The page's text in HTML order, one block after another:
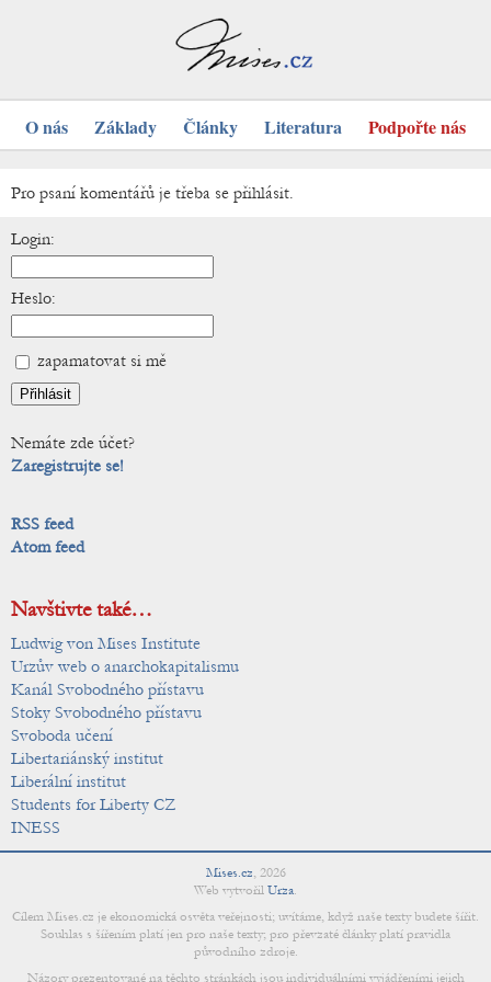
O nás Základy Články Literatura Podpořte nás
Pro psaní komentářů je třeba se přihlásit.
Login:
Heslo:
zapamatovat si mě
Nemáte zde účet?
Zaregistrujte se!
RSS feed
Atom feed
Navštivte také…
Ludwig von Mises Institute
Urzův web o anarchokapitalismu
Kanál Svobodného přístavu
Stoky Svobodného přístavu
Svoboda učení
Libertariánský institut
Liberální institut
Students for Liberty CZ
INESS
Mises.cz, 2026
Web vytvořil Urza.
Cílem Mises.cz je ekonomická osvěta veřejnosti; uvítáme, když naše texty budete šířit.
Souhlas s šířením platí jen pro naše texty; pro převzaté články platí pravidla
původního zdroje.
Názory prezentované na těchto stránkách jsou individuálními vyjádřeními jejich